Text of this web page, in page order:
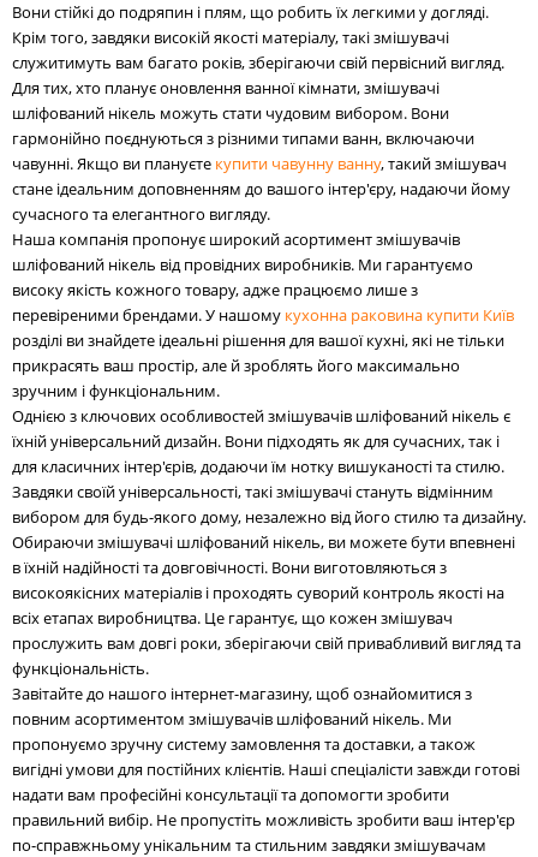
Вони стійкі до подряпин і плям, що робить їх легкими у догляді.
Крім того, завдяки високій якості матеріалу, такі змішувачі
служитимуть вам багато років, зберігаючи свій первісний вигляд.
Для тих, хто планує оновлення ванної кімнати, змішувачі
шліфований нікель можуть стати чудовим вибором. Вони
гармонійно поєднуються з різними типами ванн, включаючи
чавунні. Якщо ви плануєте купити чавунну ванну, такий змішувач
стане ідеальним доповненням до вашого інтер'єру, надаючи йому
сучасного та елегантного вигляду.
Наша компанія пропонує широкий асортимент змішувачів
шліфований нікель від провідних виробників. Ми гарантуємо
високу якість кожного товару, адже працюємо лише з
перевіреними брендами. У нашому кухонна раковина купити Київ
розділі ви знайдете ідеальні рішення для вашої кухні, які не тільки
прикрасять ваш простір, але й зроблять його максимально
зручним і функціональним.
Однією з ключових особливостей змішувачів шліфований нікель є
їхній універсальний дизайн. Вони підходять як для сучасних, так і
для класичних інтер'єрів, додаючи їм нотку вишуканості та стилю.
Завдяки своїй універсальності, такі змішувачі стануть відмінним
вибором для будь-якого дому, незалежно від його стилю та дизайну.
Обираючи змішувачі шліфований нікель, ви можете бути впевнені
в їхній надійності та довговічності. Вони виготовляються з
високоякісних матеріалів і проходять суворий контроль якості на
всіх етапах виробництва. Це гарантує, що кожен змішувач
прослужить вам довгі роки, зберігаючи свій привабливий вигляд та
функціональність.
Завітайте до нашого інтернет-магазину, щоб ознайомитися з
повним асортиментом змішувачів шліфований нікель. Ми
пропонуємо зручну систему замовлення та доставки, а також
вигідні умови для постійних клієнтів. Наші спеціалісти завжди готові
надати вам професійні консультації та допомогти зробити
правильний вибір. Не пропустіть можливість зробити ваш інтер'єр
по-справжньому унікальним та стильним завдяки змішувачам